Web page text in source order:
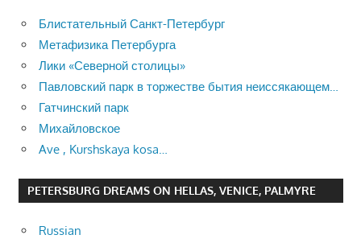
Блистательный Санкт-Петербург
Метафизика Петербурга
Лики «Северной столицы»
Павловский парк в торжестве бытия неиссякающем…
Гатчинский парк
Михайловское
Ave , Kurshskaya kosa…
PETERSBURG DREAMS ON HELLAS, VENICE, PALMYRE
Russian